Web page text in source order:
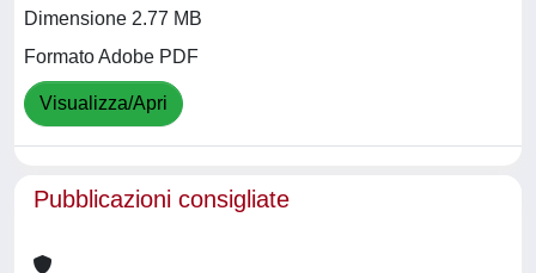
Dimensione 2.77 MB
Formato Adobe PDF
Visualizza/Apri
Pubblicazioni consigliate